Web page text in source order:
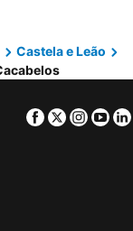
Castela e Leão
Facebook
Twitter